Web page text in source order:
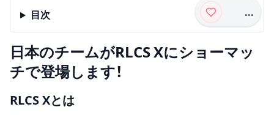
...
目次
日本のチームがRLCS Xにショーマッ
チで登場します！
RLCS Xとは